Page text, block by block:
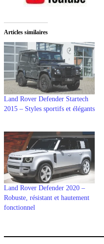
Articles similaires
Land Rover Defender Startech
2015 – Styles sportifs et élégants
Land Rover Defender 2020 –
Robuste, résistant et hautement
fonctionnel